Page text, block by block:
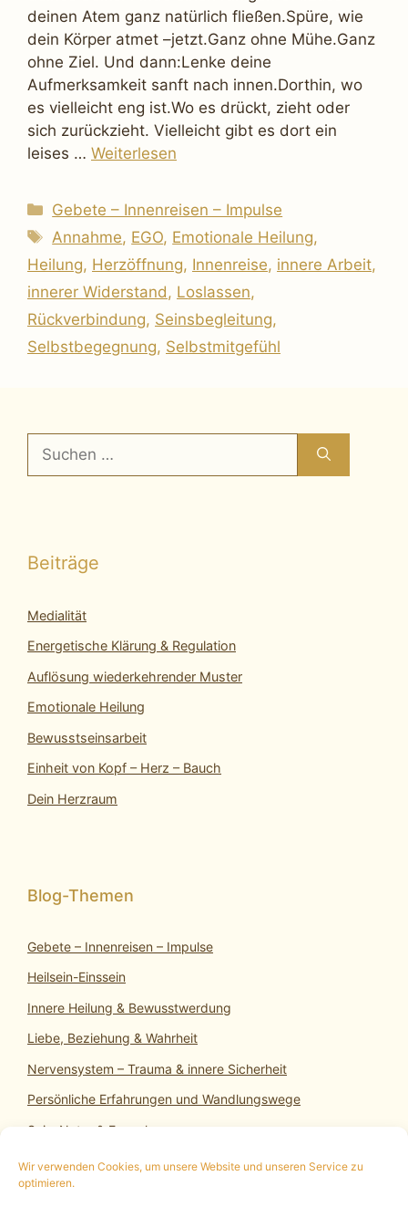
Wir verwenden Cookies, um unsere Website und unseren Service zu
optimieren.
deinen Atem ganz natürlich fließen.Spüre, wie
dein Körper atmet –jetzt.Ganz ohne Mühe.Ganz
ohne Ziel. Und dann:Lenke deine
Aufmerksamkeit sanft nach innen.Dorthin, wo
es vielleicht eng ist.Wo es drückt, zieht oder
sich zurückzieht. Vielleicht gibt es dort ein
leises … Weiterlesen
Kategorien
Gebete – Innenreisen – Impulse
Schlagwörter
Annahme, EGO, Emotionale Heilung,
Heilung, Herzöffnung, Innenreise, innere Arbeit,
innerer Widerstand , Loslassen,
Rückverbindung, Seinsbegleitung,
Selbstbegegnung, Selbstmitgefühl
nach:
Beiträge
Medialität
Energetische Klärung & Regulation
Auflösung wiederkehrender Muster
Emotionale Heilung
Bewusstseinsarbeit
Einheit von Kopf – Herz – Bauch
Dein Herzraum
Gebete – Innenreisen – Impulse
Heilsein-Einssein
Innere Heilung & Bewusstwerdung
Liebe, Beziehung & Wahrheit
Nervensystem – Trauma & innere Sicherheit
Persönliche Erfahrungen und Wandlungswege
SeinsNatur & Erwachen